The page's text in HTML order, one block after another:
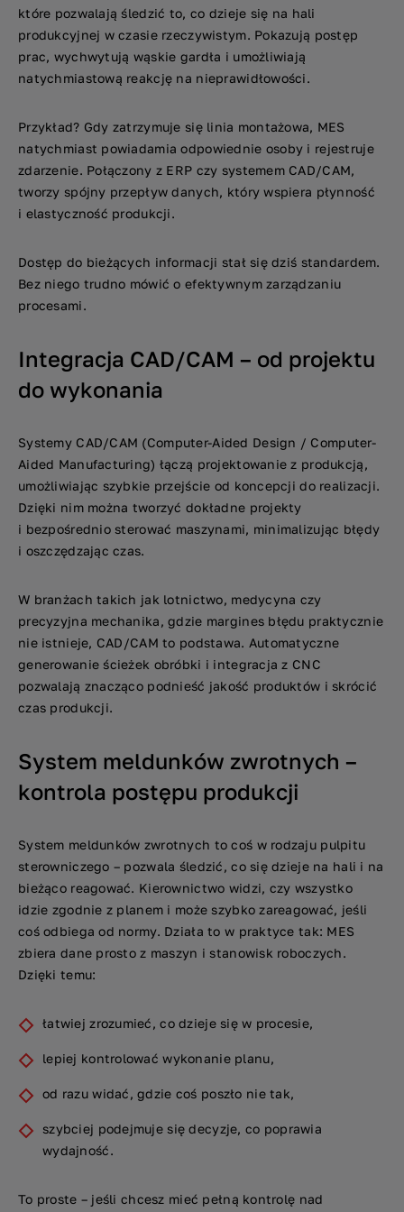
które pozwalają śledzić to, co dzieje się na hali
produkcyjnej w czasie rzeczywistym. Pokazują postęp
prac, wychwytują wąskie gardła i umożliwiają
natychmiastową reakcję na nieprawidłowości.
Przykład? Gdy zatrzymuje się linia montażowa, MES
natychmiast powiadamia odpowiednie osoby i rejestruje
zdarzenie. Połączony z ERP czy systemem CAD/CAM,
tworzy spójny przepływ danych, który wspiera płynność
i elastyczność produkcji.
Dostęp do bieżących informacji stał się dziś standardem.
Bez niego trudno mówić o efektywnym zarządzaniu
procesami.
Integracja CAD/CAM – od projektu
do wykonania
Systemy CAD/CAM (Computer-Aided Design / Computer-
Aided Manufacturing) łączą projektowanie z produkcją,
umożliwiając szybkie przejście od koncepcji do realizacji.
Dzięki nim można tworzyć dokładne projekty
i bezpośrednio sterować maszynami, minimalizując błędy
i oszczędzając czas.
W branżach takich jak lotnictwo, medycyna czy
precyzyjna mechanika, gdzie margines błędu praktycznie
nie istnieje, CAD/CAM to podstawa. Automatyczne
generowanie ścieżek obróbki i integracja z CNC
pozwalają znacząco podnieść jakość produktów i skrócić
czas produkcji.
System meldunków zwrotnych –
kontrola postępu produkcji
System meldunków zwrotnych to coś w rodzaju pulpitu
sterowniczego – pozwala śledzić, co się dzieje na hali i na
bieżąco reagować. Kierownictwo widzi, czy wszystko
idzie zgodnie z planem i może szybko zareagować, jeśli
coś odbiega od normy. Działa to w praktyce tak: MES
zbiera dane prosto z maszyn i stanowisk roboczych.
Dzięki temu:
łatwiej zrozumieć, co dzieje się w procesie,
lepiej kontrolować wykonanie planu,
od razu widać, gdzie coś poszło nie tak,
szybciej podejmuje się decyzje, co poprawia
wydajność.
To proste – jeśli chcesz mieć pełną kontrolę nad